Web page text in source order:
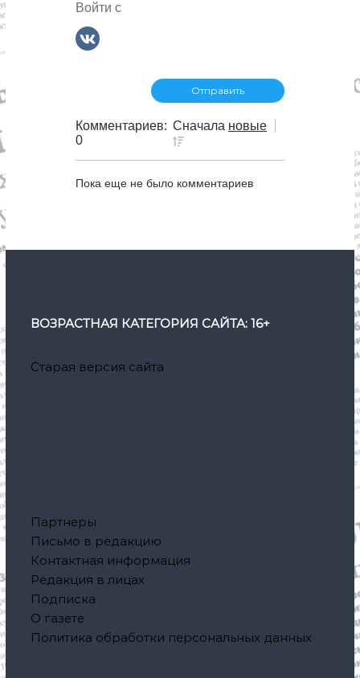
Войти с
Комментариев:
0
Сначала новые
Пока еще не было комментариев
ВОЗРАСТНАЯ КАТЕГОРИЯ САЙТА: 16+
Старая версия сайта
Партнеры
Письмо в редакцию
Контактная информация
Редакция в лицах
Подписка
О газете
Политика обработки персональных данных